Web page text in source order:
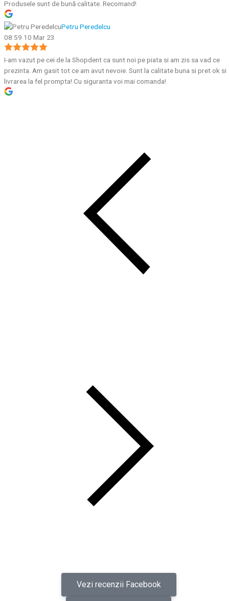
Produsele sunt de bună calitate. Recomand!
Petru Peredelcu
08:59 10 Mar 23
I-am vazut pe cei de la Shopdent ca sunt noi pe piata si am zis sa vad ce
prezinta. Am gasit tot ce am avut nevoie. Sunt la calitate buna si pret ok si
livrarea la fel prompta! Cu siguranta voi mai comanda!
Vezi recenzii Facebook